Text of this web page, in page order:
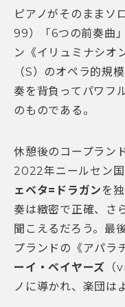
ピアノがそのままソ
99）「6つの前奏曲
ン《イリュミナシオ
（S）のオペラ的規
奏を背負ってパワフ
のものである。
休憩後のコープラン
2022年ニールセン
ェベタ=ドラガン を
奏は緻密で正確、さ
聞こえるだろう。最
プランドの《アパラ
ーイ・ベイヤーズ （
ノに導かれ、楽団は